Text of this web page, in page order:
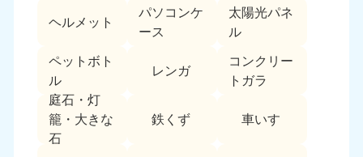
ヘルメット
パソコンケ
ース
太陽光パネ
ル
ペットボト
ル
レンガ
コンクリー
トガラ
庭石・灯
籠・大きな
石
鉄くず 車いす
050-1881-5248
中国
岡山県
050-1881-5146
9:00〜19:00 年中無休
山口県
050-1880-9900